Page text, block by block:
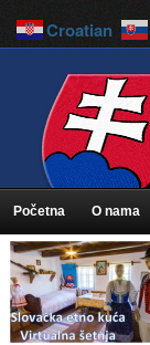
Početna O nama
Croatian